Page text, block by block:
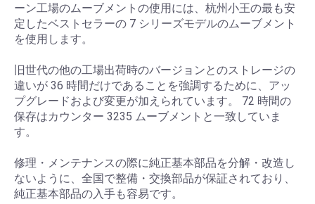
ーン工場のムーブメントの使用には、杭州小王の最も安
定したベストセラーの 7 シリーズモデルのムーブメント
を使用します。
旧世代の他の工場出荷時のバージョンとのストレージの
違いが 36 時間だけであることを強調するために、アッ
プグレードおよび変更が加えられています。 72 時間の
保存はカウンター 3235 ムーブメントと一致していま
す。
修理・メンテナンスの際に純正基本部品を分解・改造し
ないように、全国で整備・交換部品が保証されており、
純正基本部品の入手も容易です。